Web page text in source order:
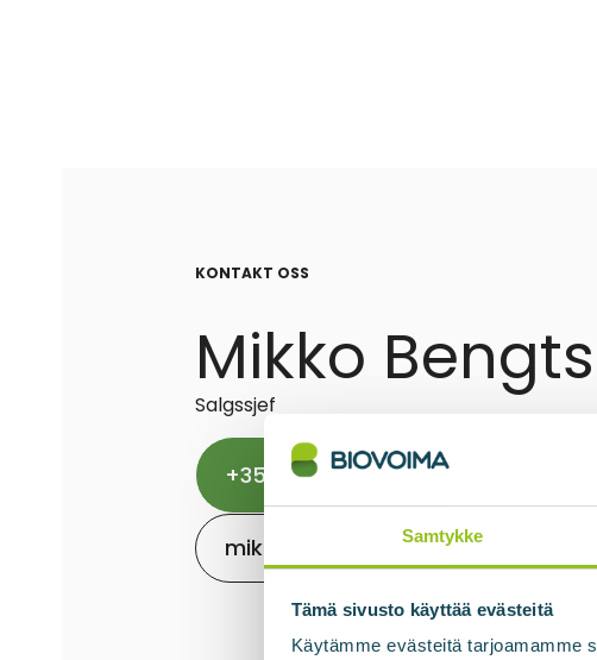
Samtykke
Tämä sivusto käyttää evästeitä
Käytämme evästeitä tarjoamamme
KONTAKT OSS
Mikko Bengts
Salgssjef
+358 50 549 0882
mikko.bengts@biovoima.fi